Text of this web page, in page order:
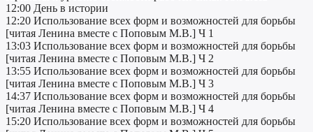
12:00 День в истории
12:20 Использование всех форм и возможностей для борьбы
[читая Ленина вместе с Поповым М.В.] Ч 1
13:03 Использование всех форм и возможностей для борьбы
[читая Ленина вместе с Поповым М.В.] Ч 2
13:55 Использование всех форм и возможностей для борьбы
[читая Ленина вместе с Поповым М.В.] Ч 3
14:37 Использование всех форм и возможностей для борьбы
[читая Ленина вместе с Поповым М.В.] Ч 4
15:20 Использование всех форм и возможностей для борьбы